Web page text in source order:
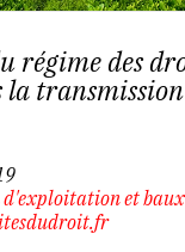
régime des
d'exploitation et